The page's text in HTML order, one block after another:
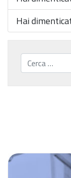
Hai
Cerca...